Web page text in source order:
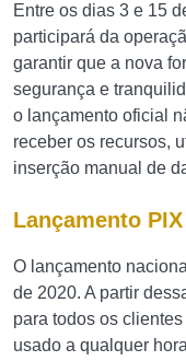
Entre os dias 3 e 15
participará da
garantir que a nova
segurança e
o lançamento oficial
receber os recursos,
inserção manual de
Lançamento
O lançamento
de 2020. A partir
para todos os
usado a qualquer